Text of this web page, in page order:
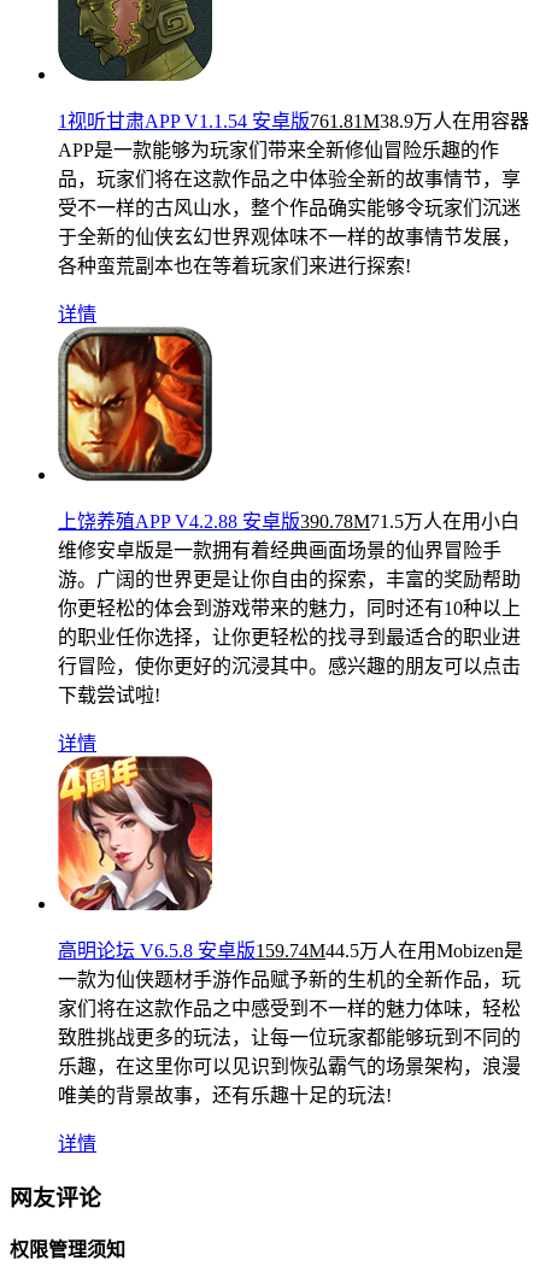
1视听甘肃APP V1.1.54 安卓版761.81M38.9万人在用 容器
APP是一款能够为玩家们带来全新修仙冒险乐趣的作
品，玩家们将在这款作品之中体验全新的故事情节，享
受不一样的古风山水，整个作品确实能够令玩家们沉迷
于全新的仙侠玄幻世界观体味不一样的故事情节发展，
各种蛮荒副本也在等着玩家们来进行探索!
详情
上饶养殖APP V4.2.88 安卓版390.78M71.5万人在用小白
维修安卓版是一款拥有着经典画面场景的仙界冒险手
游。广阔的世界更是让你自由的探索，丰富的奖励帮助
你更轻松的体会到游戏带来的魅力，同时还有10种以上
的职业任你选择，让你更轻松的找寻到最适合的职业进
行冒险，使你更好的沉浸其中。感兴趣的朋友可以点击
下载尝试啦!
详情
高明论坛 V6.5.8 安卓版159.74M44.5万人在用Mobizen是
一款为仙侠题材手游作品赋予新的生机的全新作品，玩
家们将在这款作品之中感受到不一样的魅力体味，轻松
致胜挑战更多的玩法，让每一位玩家都能够玩到不同的
乐趣，在这里你可以见识到恢弘霸气的场景架构，浪漫
唯美的背景故事，还有乐趣十足的玩法!
详情
网友评论
权限管理须知